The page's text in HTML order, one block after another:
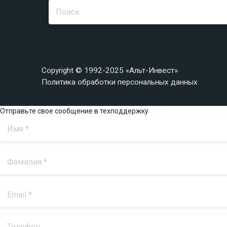
Copyright © 1992-2025 «Альт-Инвест»
Политика обработки персональных данных
Отправьте свое сообщение в техподдержку